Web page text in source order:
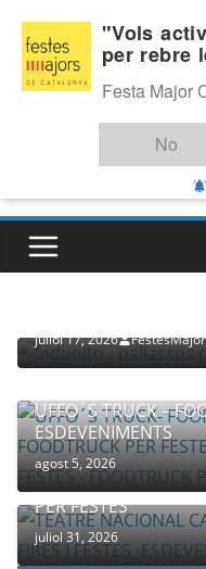
content
Última:
juliol 17, 2026
UFFO´S TRUCK –
ESDEVENIMENTS
agost 5, 2026
COMPANYIA TENAC
PER FESTES
juliol 31, 2026
"Vols
per rebre
Festa Major
No